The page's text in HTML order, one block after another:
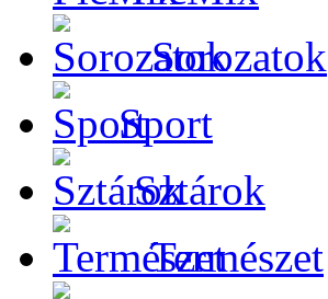
Sorozatok
Sport
Sztárok
Természet